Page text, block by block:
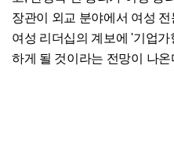
장관이 외교 분야에서 여성
여성 리더십의 계보에 '기업
하게 될 것이라는 전망이 나온